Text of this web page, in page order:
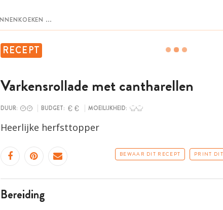
RECEPT
Varkensrollade met cantharellen
DUUR: BUDGET: MOEILIJKHEID:
Heerlijke herfsttopper
BEWAAR DIT RECEPT PRINT
bereiding